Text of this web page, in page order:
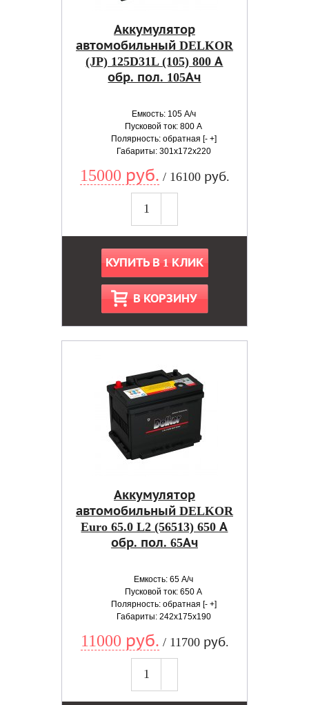
Аккумулятор
автомобильный DELKOR
(JP) 125D31L (105) 800 А
обр. пол. 105Ач
Емкость: 105 А/ч
Пусковой ток: 800 А
Полярность: обратная [- +]
Габариты: 301x172x220
15000 руб. / 16100 руб.
КУПИТЬ В 1 КЛИК
В КОРЗИНУ
Аккумулятор
автомобильный DELKOR
Euro 65.0 L2 (56513) 650 А
обр. пол. 65Ач
Емкость: 65 А/ч
Пусковой ток: 650 А
Полярность: обратная [- +]
Габариты: 242x175x190
11000 руб. / 11700 руб.